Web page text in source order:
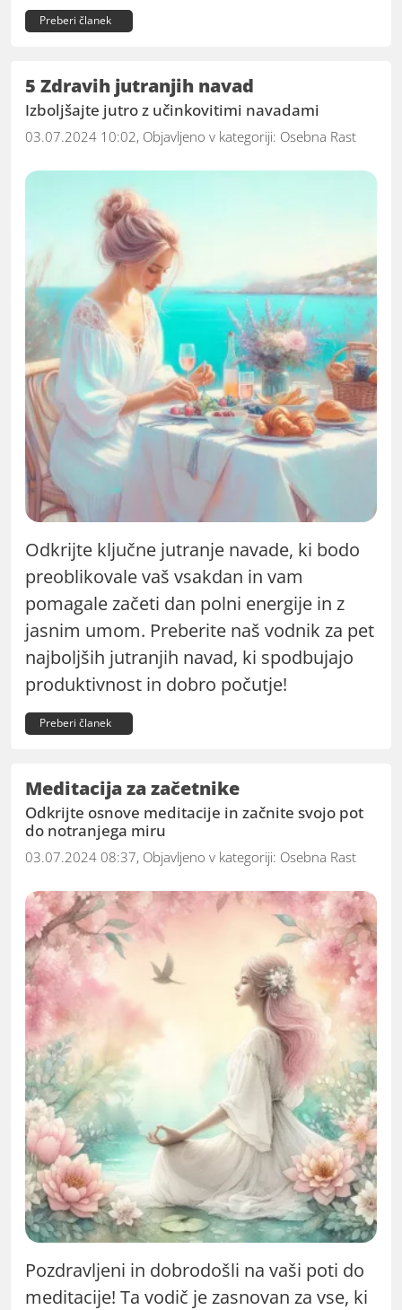
Preberi članek
5 Zdravih jutranjih navad
Izboljšajte jutro z učinkovitimi navadami
03.07.2024 10:02, Objavljeno v kategoriji: Osebna Rast
Odkrijte ključne jutranje navade, ki bodo
preoblikovale vaš vsakdan in vam
pomagale začeti dan polni energije in z
jasnim umom. Preberite naš vodnik za pet
najboljših jutranjih navad, ki spodbujajo
produktivnost in dobro počutje!
Preberi članek
Meditacija za začetnike
Odkrijte osnove meditacije in začnite svojo pot
do notranjega miru
03.07.2024 08:37, Objavljeno v kategoriji: Osebna Rast
Pozdravljeni in dobrodošli na vaši poti do
meditacije! Ta vodič je zasnovan za vse, ki